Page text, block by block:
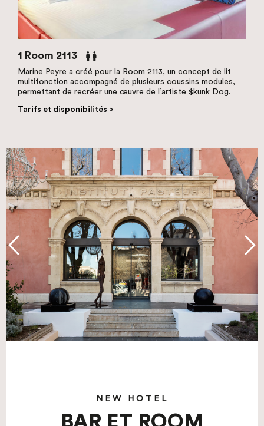
1 Room 2113
Marine Peyre a créé pour la Room 2113, un concept de lit
multifonction accompagné de plusieurs coussins modules,
permettant de recréer une œuvre de l’artiste $kunk Dog.
Tarifs et disponibilités >
NEW HOTEL